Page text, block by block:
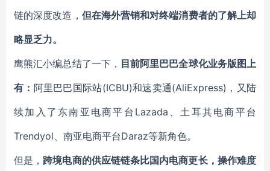
链的深度改造， 但在海外营销和对终端消费者的了解上却
略显乏力。
鹰熊汇小编总结了一下， 目前阿里巴巴全球化业务版图上
有： 阿里巴巴国际站(ICBU)和速卖通(AliExpress)，又陆
续加入了东南亚电商平台Lazada、土耳其电商平台
Trendyol、南亚电商平台Daraz等新角色。
但是， 跨境电商的供应链链条比国内电商更长，操作难度